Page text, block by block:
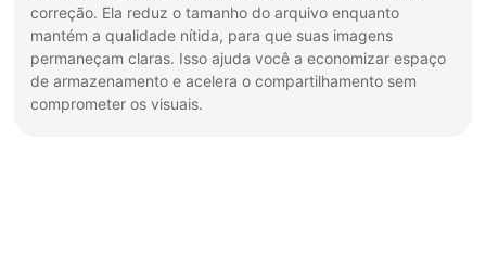
correção. Ela reduz o tamanho do arquivo enquanto
mantém a qualidade nítida, para que suas imagens
permaneçam claras. Isso ajuda você a economizar espaço
de armazenamento e acelera o compartilhamento sem
comprometer os visuais.